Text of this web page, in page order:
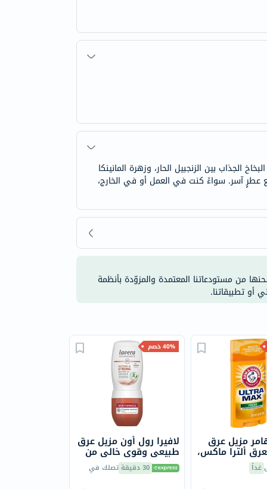
بين الزنجبيل الحار، وزهرة المانينكا
مع عطرٍ آسر. سواءً كنت في العمل أو في الخارج،
من مستودعاتنا المعتمدة والمزوّدة بأنظمة
أو تطبيقاتنا.
40% خصم
لافيرا رول أون مزيل عرق
طبيعي وقوي خالي من
الألومنيوم ، ٥٠ مل
30 دقيقة تصلك في
مزيل عرق
ألترا ماكس،
غداً